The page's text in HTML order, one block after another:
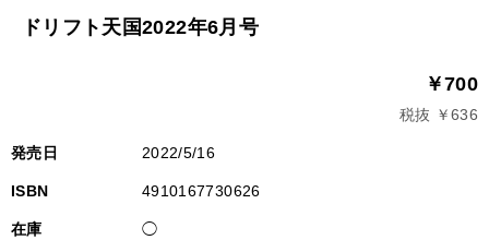
ドリフト天国2022年6月号
￥700
税抜 ￥636
発売日 2022/5/16
ISBN 4910167730626
在庫 ◯